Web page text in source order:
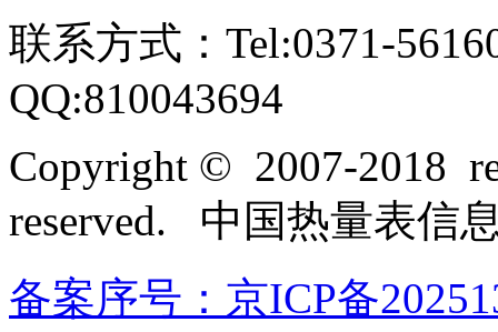
联系方式：Tel:0371-
QQ:810043694
Copyright © 2007-2018
reserved. 中国热量表信
备案序号：京ICP备